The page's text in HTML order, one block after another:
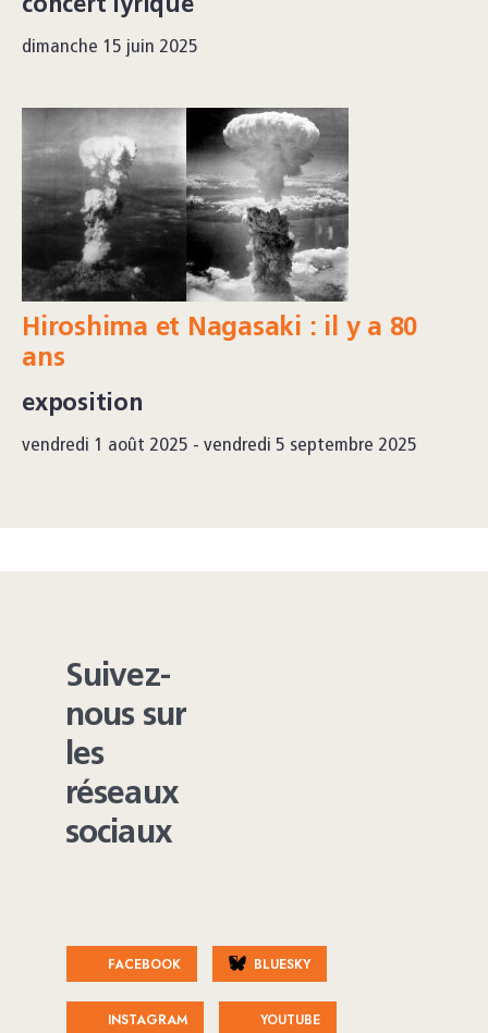
concert lyrique
dimanche 15 juin 2025
Hiroshima et Nagasaki : il y a 80
ans
exposition
vendredi 1 août 2025 - vendredi 5 septembre 2025
Suivez-
nous sur
les
réseaux
sociaux
FACEBOOK BLUESKY
INSTAGRAM YOUTUBE